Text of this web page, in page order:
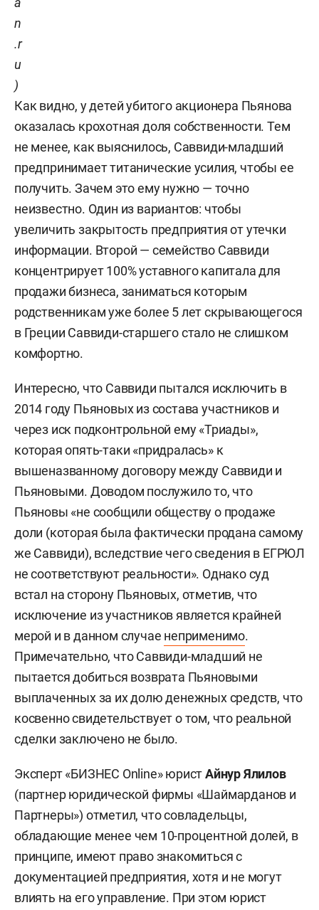
n
.r
u
)
Как видно, у детей убитого акционера Пьянова
оказалась крохотная доля собственности. Тем
не менее, как выяснилось, Саввиди-младший
предпринимает титанические усилия, чтобы ее
получить. Зачем это ему нужно — точно
неизвестно. Один из вариантов: чтобы
увеличить закрытость предприятия от утечки
информации. Второй — семейство Саввиди
концентрирует 100% уставного капитала для
продажи бизнеса, заниматься которым
родственникам уже более 5 лет скрывающегося
в Греции Саввиди-старшего стало не слишком
комфортно.
Интересно, что Саввиди пытался исключить в
2014 году Пьяновых из состава участников и
через иск подконтрольной ему «Триады»,
которая опять-таки «придралась» к
вышеназванному договору между Саввиди и
Пьяновыми. Доводом послужило то, что
Пьяновы «не сообщили обществу о продаже
доли (которая была фактически продана самому
же Саввиди), вследствие чего сведения в ЕГРЮЛ
не соответствуют реальности». Однако суд
встал на сторону Пьяновых, отметив, что
исключение из участников является крайней
мерой и в данном случае неприменимо.
Примечательно, что Саввиди-младший не
пытается добиться возврата Пьяновыми
выплаченных за их долю денежных средств, что
косвенно свидетельствует о том, что реальной
сделки заключено не было.
Эксперт «БИЗНЕС Online» юристАйнур Ялилов
(партнер юридической фирмы «Шаймарданов и
Партнеры») отметил, что совладельцы,
обладающие менее чем 10-процентной долей, в
принципе, имеют право знакомиться с
документацией предприятия, хотя и не могут
влиять на его управление. При этом юрист